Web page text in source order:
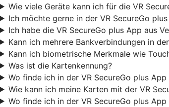
Wie viele Geräte kann ich für die VR
Ich möchte gerne in der VR SecureGo
Ich habe die VR SecureGo plus App aus
Kann ich mehrere Bankverbindungen in
Kann ich biometrische Merkmale wie
Was ist die Kartenkennung?
Wo finde ich in der VR SecureGo plus
Wie kann ich meine Karten mit der VR
Wo finde ich in der VR SecureGo plus